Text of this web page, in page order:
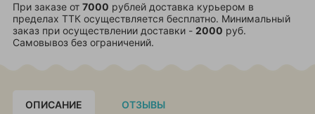
При заказе от 7000 рублей доставка курьером в
пределах ТТК осуществляется бесплатно. Минимальный
заказ при осуществлении доставки - 2000 руб.
Самовывоз без ограничений.
ОПИСАНИЕ ОТЗЫВЫ